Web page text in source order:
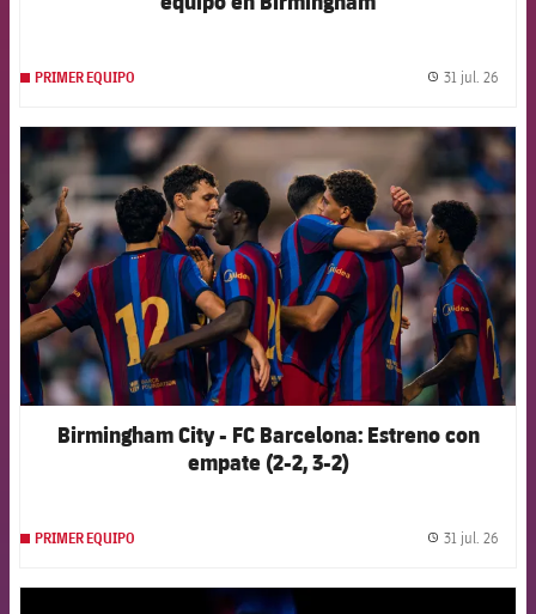
PRIMER EQUIPO 31 jul. 26
FCB Barcelona badge
Birmingham City - FC Barcelona: Estreno con
empate (2-2, 3-2)
PRIMER EQUIPO 31 jul. 26
FCB Barcelona badge